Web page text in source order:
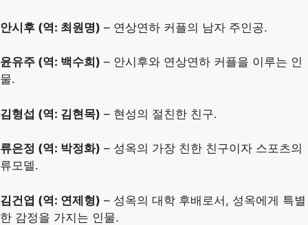
안시후 (역: 최원명) – 연상연하 커플의 남자 주인공.
윤유주 (역: 백수희) – 안시후와 연상연하 커플을 이루는 인
물.
김형섭 (역: 김현목) – 현성의 절친한 친구.
류은정 (역: 박정화) – 성옥의 가장 친한 친구이자 스포츠의
류모델.
김건엽 (역: 연제형) – 성옥의 대학 후배로서, 성옥에게 특별
한 감정을 가지는 인물.